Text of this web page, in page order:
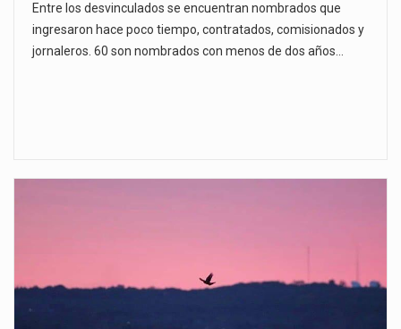
Entre los desvinculados se encuentran nombrados que
ingresaron hace poco tiempo, contratados, comisionados y
jornaleros. 60 son nombrados con menos de dos años…